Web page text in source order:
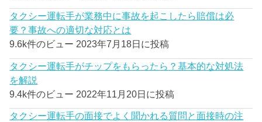
タクシー運転手が業務中に事故を起こしたら賠償は必
要？事故への適切な対応とは
9.6k件のビュー 2023年7月18日に投稿
タクシー運転手がチップをもらったら？基本的な対処法
を解説
9.4k件のビュー 2022年11月20日に投稿
タクシー運転手の面接でよく聞かれる質問と面接時の注